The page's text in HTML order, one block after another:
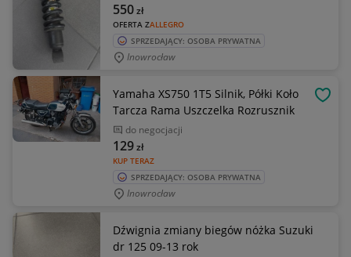
OFERTA ZALLEGRO
550zł
SPRZEDAJĄCY: OSOBA PRYWATNA
Inowrocław
Yamaha XS750 1T5 Silnik, Półki Koło
Tarcza Rama Uszczelka Rozrusznik
do negocjacji
KUP TERAZ
129zł
SPRZEDAJĄCY: OSOBA PRYWATNA
Inowrocław
Dźwignia zmiany biegów nóżka Suzuki
dr 125 09-13 rok